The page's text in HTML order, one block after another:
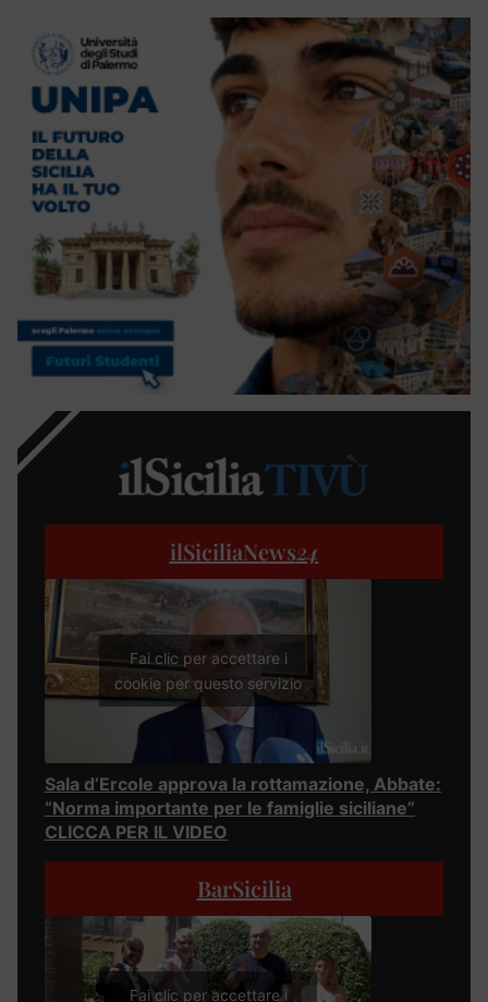
ilSiciliaNews24
Fai clic per accettare i
cookie per questo servizio
Sala d’Ercole approva la rottamazione, Abbate:
“Norma importante per le famiglie siciliane”
CLICCA PER IL VIDEO
BarSicilia
Fai clic per accettare i